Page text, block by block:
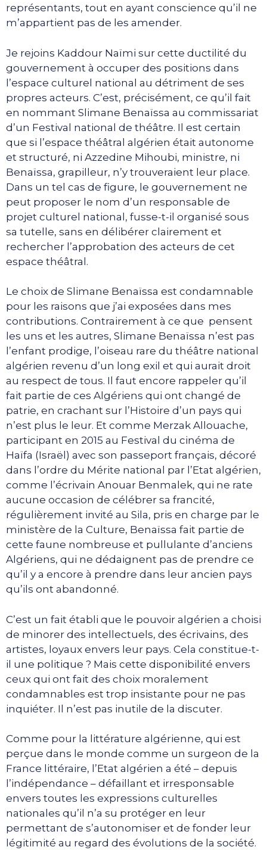
représentants, tout en ayant conscience qu’il ne
m’appartient pas de les amender.
Je rejoins Kaddour Naïmi sur cette ductilité du
gouvernement à occuper des positions dans
l’espace culturel national au détriment de ses
propres acteurs. C’est, précisément, ce qu’il fait
en nommant Slimane Benaïssa au commissariat
d’un Festival national de théâtre. Il est certain
que si l’espace théâtral algérien était autonome
et structuré, ni Azzedine Mihoubi, ministre, ni
Benaïssa, grapilleur, n’y trouveraient leur place.
Dans un tel cas de figure, le gouvernement ne
peut proposer le nom d’un responsable de
projet culturel national, fusse-t-il organisé sous
sa tutelle, sans en délibérer clairement et
rechercher l’approbation des acteurs de cet
espace théâtral.
Le choix de Slimane Benaïssa est condamnable
pour les raisons que j’ai exposées dans mes
contributions. Contrairement à ce que pensent
les uns et les autres, Slimane Benaïssa n’est pas
l’enfant prodige, l’oiseau rare du théâtre national
algérien revenu d’un long exil et qui aurait droit
au respect de tous. Il faut encore rappeler qu’il
fait partie de ces Algériens qui ont changé de
patrie, en crachant sur l’Histoire d’un pays qui
n’est plus le leur. Et comme Merzak Allouache,
participant en 2015 au Festival du cinéma de
Haïfa (Israël) avec son passeport français, décoré
dans l’ordre du Mérite national par l’Etat algérien,
comme l’écrivain Anouar Benmalek, qui ne rate
aucune occasion de célébrer sa francité,
régulièrement invité au Sila, pris en charge par le
ministère de la Culture, Benaïssa fait partie de
cette faune nombreuse et pullulante d’anciens
Algériens, qui ne dédaignent pas de prendre ce
qu’il y a encore à prendre dans leur ancien pays
qu’ils ont abandonné.
C’est un fait établi que le pouvoir algérien a choisi
de minorer des intellectuels, des écrivains, des
artistes, loyaux envers leur pays. Cela constitue-t-
il une politique ? Mais cette disponibilité envers
ceux qui ont fait des choix moralement
condamnables est trop insistante pour ne pas
inquiéter. Il n’est pas inutile de la discuter.
Comme pour la littérature algérienne, qui est
perçue dans le monde comme un surgeon de la
France littéraire, l’Etat algérien a été – depuis
l’indépendance – défaillant et irresponsable
envers toutes les expressions culturelles
nationales qu’il n’a su protéger en leur
permettant de s’autonomiser et de fonder leur
légitimité au regard des évolutions de la société.